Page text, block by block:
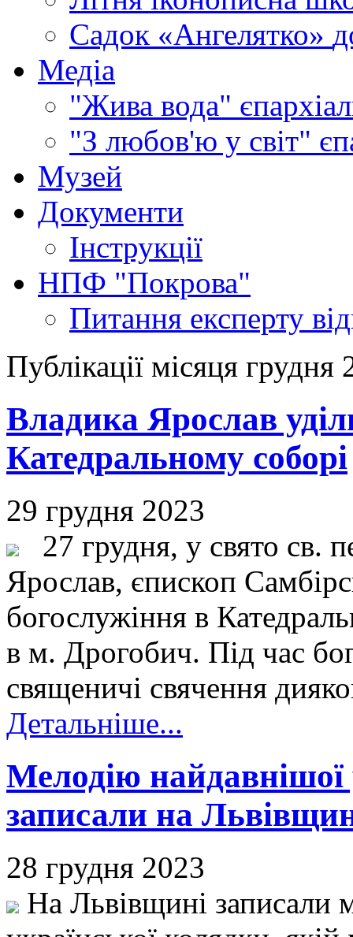
Садок «Ангелятко»
Медіа
"Жива вода"
"З любов'ю у світ"
Музей
Документи
Інструкції
НПФ "Покрова"
Питання експерту
Публікації місяця грудня
Владика Ярослав
Катедральному соборі
29 грудня 2023
27 грудня, у свято св.
Ярослав, єпископ
богослужіння в
в м. Дрогобич. Під час
священичі свячення
Детальніше...
Мелодію найдавнішої
записали на
28 грудня 2023
На Львівщині записали